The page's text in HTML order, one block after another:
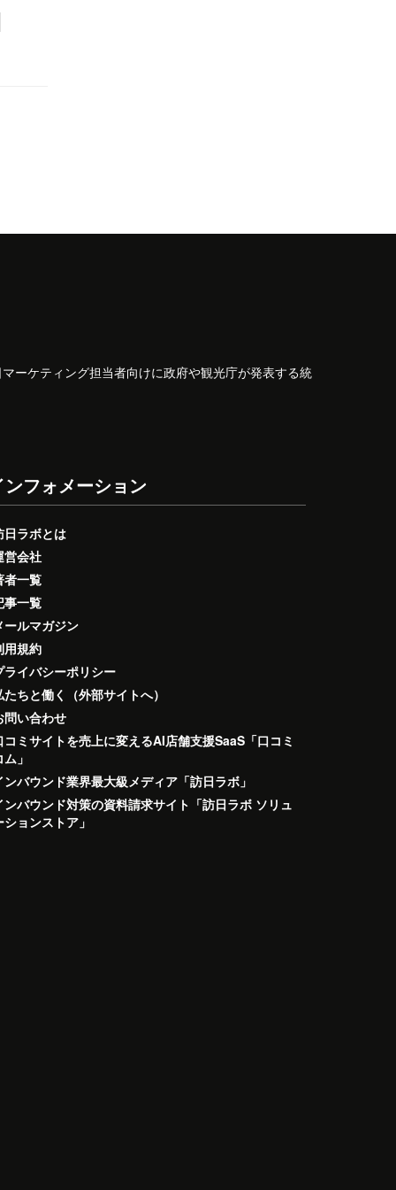
ーケティング担当者向けに政府や観光庁が発表する統
ンフォメーション
日ラボとは
営会社
者一覧
事一覧
ールマガジン
用規約
ライバシーポリシー
たちと働く（外部サイトへ）
問い合わせ
コミサイトを売上に変えるAI店舗支援SaaS「口コミ
ム」
ンバウンド業界最大級メディア「訪日ラボ」
ンバウンド対策の資料請求サイト「訪日ラボ ソリュ
ションストア」